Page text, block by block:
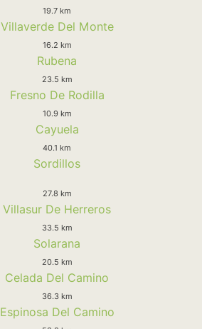
19.7 km
Villaverde Del Monte
16.2 km
Rubena
23.5 km
Fresno De Rodilla
10.9 km
Cayuela
40.1 km
Sordillos
27.8 km
Villasur De Herreros
33.5 km
Solarana
20.5 km
Celada Del Camino
36.3 km
Espinosa Del Camino